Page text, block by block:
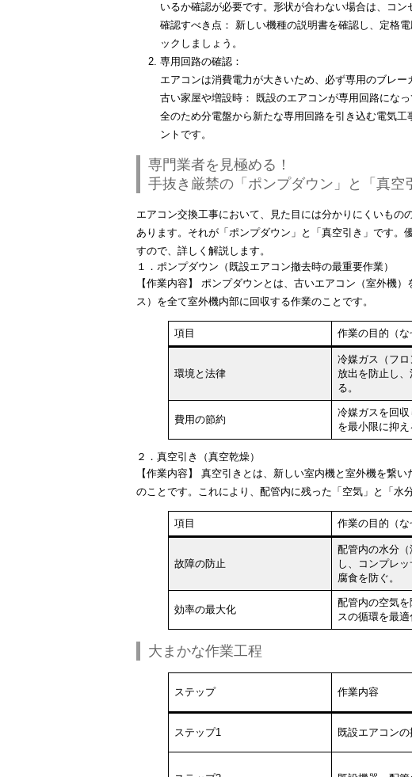
いるか確認が必要です。形状が合わない場合は、コン
確認すべき点： 新しい機種の説明書を確認し、定格
ックしましょう。
専用回路の確認：
エアコンは消費電力が大きいため、必ず専用のブレー
古い家屋や増設時： 既設のエアコンが専用回路にな
全のため分電盤から新たな専用回路を引き込む電気
ントです。
専門業者を見極める！
手抜き厳禁の「ポンプダウン」と「真空
エアコン交換工事において、見た目には分かりにくいものの
あります。それが「ポンプダウン」と「真空引き」です。
すので、詳しく解説します。
１．ポンプダウン（既設エアコン撤去時の最重要作業）
【作業内容】
ポンプダウンとは、古いエアコン（室外機
ス）を全て室外機内部に回収する作業のことです。
項目 作業の目的（な
環境と法律
冷媒ガス（フ
放出を防止 し
る。
費用の節約
冷媒ガスを回収
を最小限に抑え
２．真空引き（真空乾燥）
【作業内容】
真空引きとは、新しい室内機と室外機を繋い
のことです。これにより、配管内に残った「空気」と「水
項目 作業の目的（な
故障の防止
配管内の水分（
し、
コンプレ
腐食を防ぐ。
効率の最大化
配管内の空気を
スの循環を最適
大まかな作業工程
ステップ 作業内容
ステップ1 既設エアコン